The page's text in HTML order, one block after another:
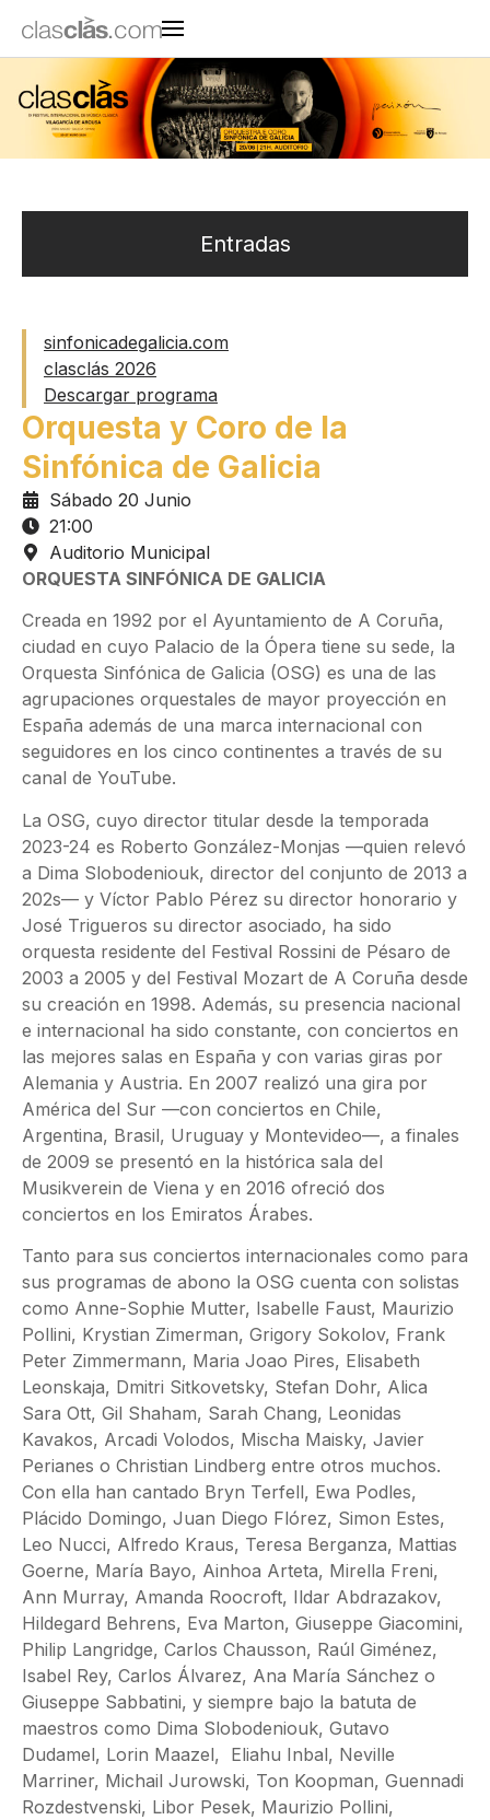
Entradas
sinfonicadegalicia.com
clasclás 2026
Descargar programa
Orquesta y Coro de la
Sinfónica de Galicia
Sábado 20 Junio
21:00
Auditorio Municipal
ORQUESTA SINFÓNICA DE GALICIA
Creada en 1992 por el Ayuntamiento de A Coruña,
ciudad en cuyo Palacio de la Ópera tiene su sede, la
Orquesta Sinfónica de Galicia (OSG) es una de las
agrupaciones orquestales de mayor proyección en
España además de una marca internacional con
seguidores en los cinco continentes a través de su
canal de YouTube.
La OSG, cuyo director titular desde la temporada
2023-24 es Roberto González-Monjas —quien relevó
a Dima Slobodeniouk, director del conjunto de 2013 a
202s— y Víctor Pablo Pérez su director honorario y
José Trigueros su director asociado, ha sido
orquesta residente del Festival Rossini de Pésaro de
2003 a 2005 y del Festival Mozart de A Coruña desde
su creación en 1998. Además, su presencia nacional
e internacional ha sido constante, con conciertos en
las mejores salas en España y con varias giras por
Alemania y Austria. En 2007 realizó una gira por
América del Sur —con conciertos en Chile,
Argentina, Brasil, Uruguay y Montevideo—, a finales
de 2009 se presentó en la histórica sala del
Musikverein de Viena y en 2016 ofreció dos
conciertos en los Emiratos Árabes.
Tanto para sus conciertos internacionales como para
sus programas de abono la OSG cuenta con solistas
como Anne-Sophie Mutter, Isabelle Faust, Maurizio
Pollini, Krystian Zimerman, Grigory Sokolov, Frank
Peter Zimmermann, Maria Joao Pires, Elisabeth
Leonskaja, Dmitri Sitkovetsky, Stefan Dohr, Alica
Sara Ott, Gil Shaham, Sarah Chang, Leonidas
Kavakos, Arcadi Volodos, Mischa Maisky, Javier
Perianes o Christian Lindberg entre otros muchos.
Con ella han cantado Bryn Terfell, Ewa Podles,
Plácido Domingo, Juan Diego Flórez, Simon Estes,
Leo Nucci, Alfredo Kraus, Teresa Berganza, Mattias
Goerne, María Bayo, Ainhoa Arteta, Mirella Freni,
Ann Murray, Amanda Roocroft, Ildar Abdrazakov,
Hildegard Behrens, Eva Marton, Giuseppe Giacomini,
Philip Langridge, Carlos Chausson, Raúl Giménez,
Isabel Rey, Carlos Álvarez, Ana María Sánchez o
Giuseppe Sabbatini, y siempre bajo la batuta de
maestros como Dima Slobodeniouk, Gutavo
Dudamel, Lorin Maazel, Eliahu Inbal, Neville
Marriner, Michail Jurowski, Ton Koopman, Guennadi
Rozdestvenski, Libor Pesek, Maurizio Pollini,